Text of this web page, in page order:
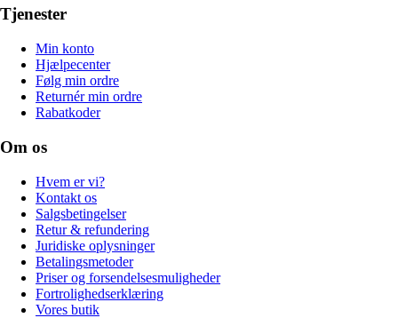
Tjenester
Min konto
Hjælpecenter
Følg min ordre
Returnér min ordre
Rabatkoder
Om os
Hvem er vi?
Kontakt os
Salgsbetingelser
Retur & refundering
Juridiske oplysninger
Betalingsmetoder
Priser og forsendelsesmuligheder
Fortrolighedserklæring
Vores butik